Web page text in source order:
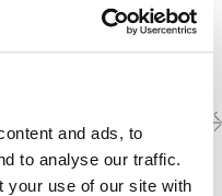
and ads, to
to analyse our traffic.
your use of our site with
autres
project